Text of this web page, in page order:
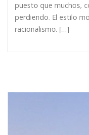
puesto que muchos,
perdiendo. El estilo
racionalismo. […]